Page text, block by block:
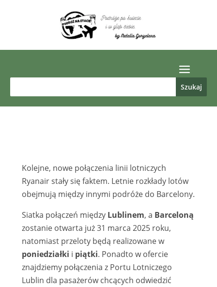
Kolejne, nowe połączenia linii lotniczych
Ryanair stały się faktem. Letnie rozkłady lotów
obejmują między innymi podróże do Barcelony.
Siatka połączeń między Lublinem, a Barceloną
zostanie otwarta już 31 marca 2025 roku,
natomiast przeloty będą realizowane w
poniedziałki i piątki. Ponadto w ofercie
znajdziemy połączenia z Portu Lotniczego
Lublin dla pasażerów chcących odwiedzić